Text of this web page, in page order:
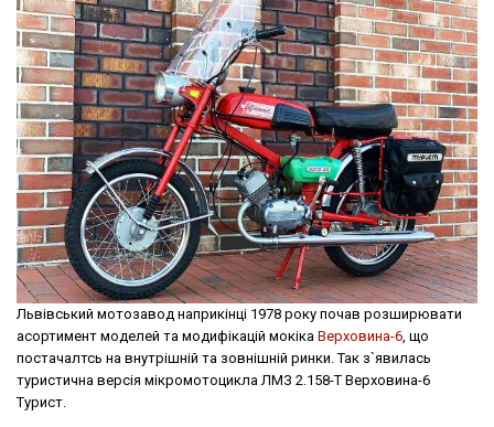
Львівський мотозавод наприкінці 1978 року почав розширювати
асортимент моделей та модифікацій мокіка Верховина-6 , що
постачалтсь на внутрішній та зовнішній ринки. Так з`явилась
туристична версія мікромотоцикла ЛМЗ 2.158-Т Верховина-6
Турист.